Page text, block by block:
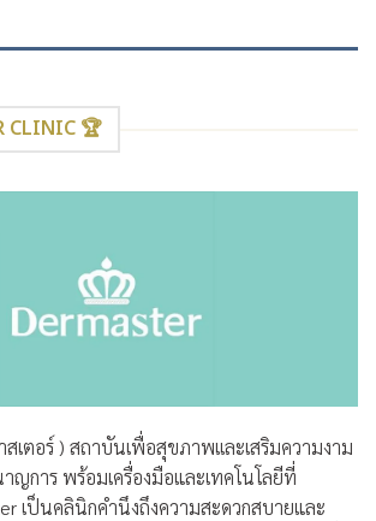
CLINIC 🏆
เตอร์ ) สถาบันเพื่อสุขภาพเเละเสริมความงาม
การ พร้อมเครื่องมือและเทคโนโลยีที่
เป็นคลินิกคำนึงถึงความสะดวกสบายและ